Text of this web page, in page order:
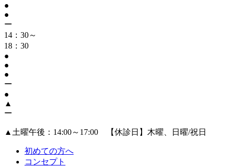
●
●
ー
14：30～
18：30
●
●
●
ー
●
▲
ー
▲ 土曜午後：14:00～17:00 【休診日】木曜、日曜/祝日
初めての方へ
コンセプト